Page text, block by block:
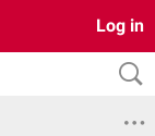
Log in